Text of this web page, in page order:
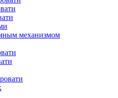
механизмом